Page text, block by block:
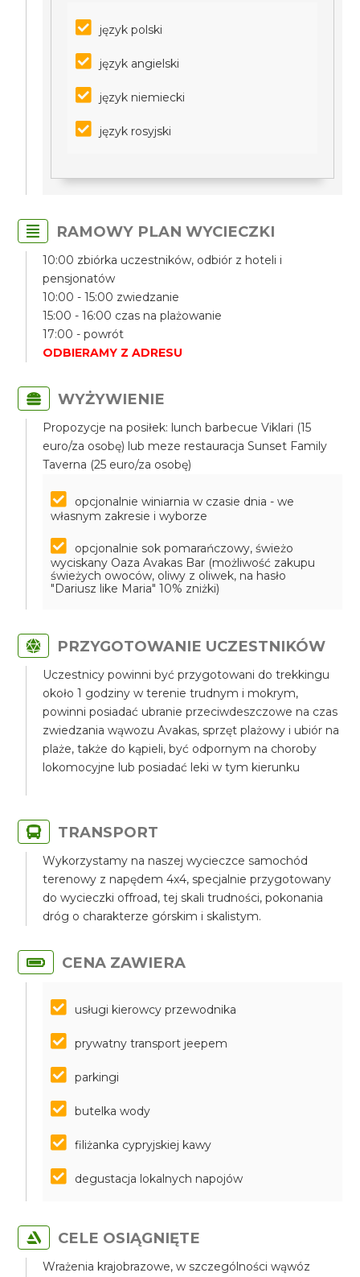
język polski
język angielski
język niemiecki
język rosyjski
RAMOWY PLAN WYCIECZKI
10:00 zbiórka uczestników, odbiór z hoteli i
pensjonatów
10:00 - 15:00 zwiedzanie
15:00 - 16:00 czas na plażowanie
17:00 - powrót
ODBIERAMY Z ADRESU
WYŻYWIENIE
Propozycje na posiłek: lunch barbecue Viklari (15
euro/za osobę) lub meze restauracja Sunset Family
Taverna (25 euro/za osobę)
opcjonalnie winiarnia w czasie dnia - we
własnym zakresie i wyborze
opcjonalnie sok pomarańczowy, świeżo
wyciskany Oaza Avakas Bar (możliwość zakupu
świeżych owoców, oliwy z oliwek, na hasło
"Dariusz like Maria" 10% zniżki)
PRZYGOTOWANIE UCZESTNIKÓW
Uczestnicy powinni być przygotowani do trekkingu
około 1 godziny w terenie trudnym i mokrym,
powinni posiadać ubranie przeciwdeszczowe na czas
zwiedzania wąwozu Avakas, sprzęt plażowy i ubiór na
plaże, także do kąpieli, być odpornym na choroby
lokomocyjne lub posiadać leki w tym kierunku
TRANSPORT
Wykorzystamy na naszej wycieczce samochód
terenowy z napędem 4x4, specjalnie przygotowany
do wycieczki offroad, tej skali trudności, pokonania
dróg o charakterze górskim i skalistym.
CENA ZAWIERA
usługi kierowcy przewodnika
prywatny transport jeepem
parkingi
butelka wody
filiżanka cypryjskiej kawy
degustacja lokalnych napojów
CELE OSIĄGNIĘTE
Wrażenia krajobrazowe, w szczególności wąwóz